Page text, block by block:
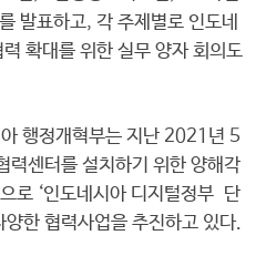
발표하고, 각 주제별로 인도네
확대를 위한 실무 양자 회의도
행정개혁부는 지난 2021년 5
센터를 설치하기 위한 양해각
로 ‘인도네시아 디지털정부 단
한 협력사업을 추진하고 있다.